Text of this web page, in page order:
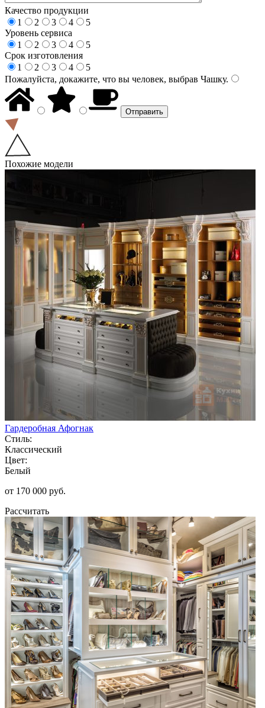
Качество продукции
1
2 3 4
5
Уровень сервиса
1
2 3 4
5
Срок изготовления
1
2 3 4
5
Пожалуйста, докажите, что вы человек, выбрав Чашку.
Похожие модели
Гардеробная Афогнак
Стиль:
Классический
Цвет:
Белый
от 170 000 руб.
Рассчитать